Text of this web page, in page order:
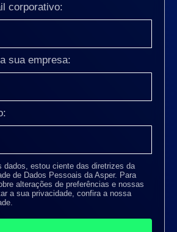
corporativo:
sua empresa:
dados, estou ciente das diretrizes da
de Dados Pessoais da Asper. Para
alterações de preferências e nossas
a sua privacidade, confira a nossa